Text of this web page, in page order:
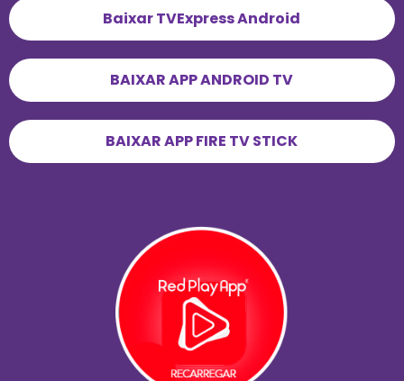
Baixar TVExpress Android
BAIXAR APP ANDROID TV
BAIXAR APP FIRE TV STICK